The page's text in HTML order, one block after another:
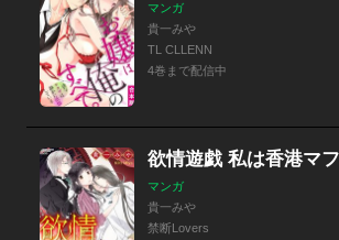
マンガ
貴一みや
TL CLLENN
4巻まで配信中
欲情遊戯 私は香港マ
マンガ
貴一みや
禁断Lovers